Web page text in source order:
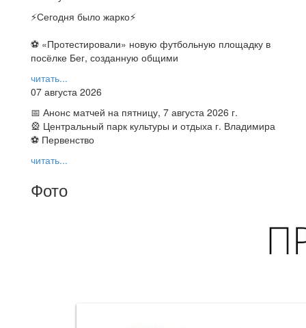
⚡️Сегодня было жарко⚡️
⚽ ️«Протестировали» новую футбольную площадку в
посёлке Бег, созданную общими
читать...
07 августа 2026
📅 Анонс матчей на пятницу, 7 августа 2026 г.
🎡 Центральный парк культуры и отдыха г. Владимира
⚽ Первенство
читать...
Фото